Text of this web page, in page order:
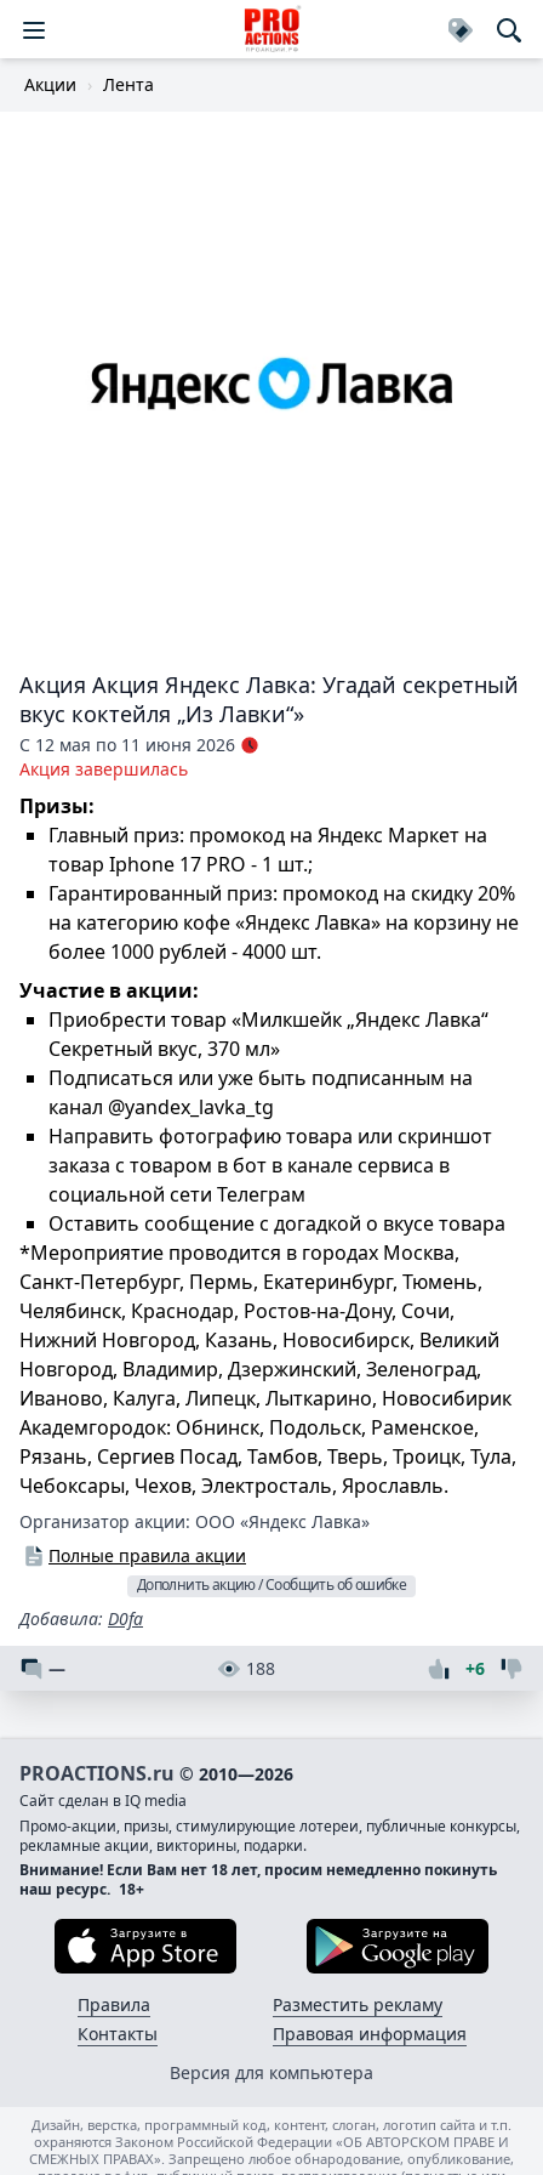
Акции Лента
Акция Акция Яндекс Лавка: Угадай секретный
вкус коктейля „Из Лавки“»
С 12 мая по 11 июня 2026
Акция завершилась
Призы:
Главный приз: промокод на Яндекс Маркет на
товар Iphone 17 PRO - 1 шт.;
Гарантированный приз: промокод на скидку 20%
на категорию кофе «Яндекс Лавка» на корзину не
более 1000 рублей - 4000 шт.
Участие в акции:
Приобрести товар «Милкшейк „Яндекс Лавка“
Секретный вкус, 370 мл»
Подписаться или уже быть подписанным на
канал @yandex_lavka_tg
Направить фотографию товара или скриншот
заказа с товаром в бот в канале сервиса в
социальной сети Телеграм
Оставить сообщение с догадкой о вкусе товара
*Мероприятие проводится в городах Москва,
Санкт-Петербург, Пермь, Екатеринбург, Тюмень,
Челябинск, Краснодар, Ростов-на-Дону, Сочи,
Нижний Новгород, Казань, Новосибирск, Великий
Новгород, Владимир, Дзержинский, Зеленоград,
Иваново, Калуга, Липецк, Лыткарино, Новосибирик
Академгородок: Обнинск, Подольск, Раменское,
Рязань, Сергиев Посад, Тамбов, Тверь, Троицк, Тула,
Чебоксары, Чехов, Электросталь, Ярославль.
Организатор акции: ООО «Яндекс Лавка»
Полные правила акции
Дополнить акцию / Сообщить об ошибке
Добавила: D0fa
— 188 +6
PROACTIONS.ru © 2010—2026
Сайт сделан в IQ media
Промо-акции, призы, стимулирующие лотереи, публичные конкурсы,
рекламные акции, викторины, подарки.
Внимание! Если Вам нет 18 лет, просим немедленно покинуть
наш ресурс. 18+
Загрузите в App Store
Правила
Контакты
Разместить рекламу
Правовая информация
Версия для компьютера
Дизайн, верстка, программный код, контент, слоган, логотип сайта и т.п.
охраняются Законом Российской Федерации «ОБ АВТОРСКОМ ПРАВЕ И
СМЕЖНЫХ ПРАВАХ». Запрещено любое обнародование, опубликование,